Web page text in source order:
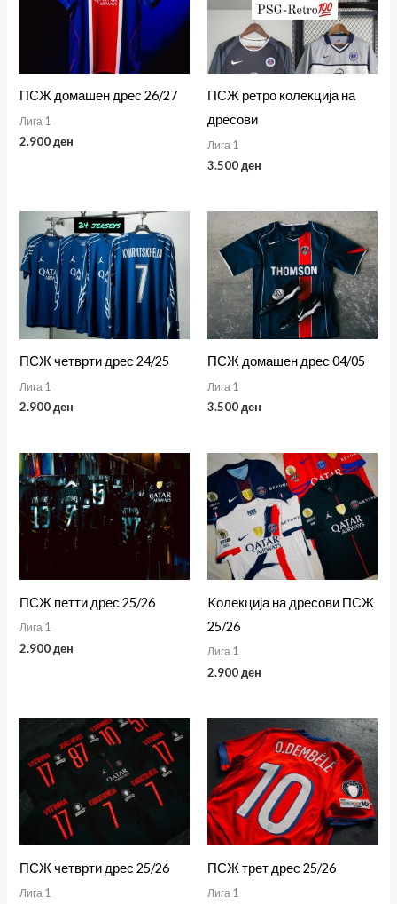
ПСЖ домашен дрес 26/27
Лига 1
2.900ден
ПСЖ ретро колекција на
дресови
Лига 1
3.500ден
ПСЖ четврти дрес 24/25
Лига 1
2.900ден
ПСЖ домашен дрес 04/05
Лига 1
3.500ден
ПСЖ петти дрес 25/26
Лига 1
2.900ден
Kолекција на дресови ПСЖ
25/26
Лига 1
2.900ден
ПСЖ четврти дрес 25/26
Лига 1
ПСЖ трет дрес 25/26
Лига 1